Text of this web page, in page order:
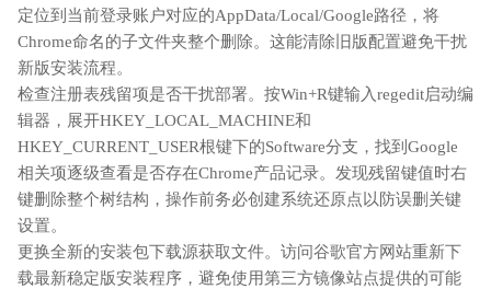
定位到当前登录账户对应的AppData/Local/Google路径，将
Chrome命名的子文件夹整个删除。这能清除旧版配置避免干扰
新版安装流程。
检查注册表残留项是否干扰部署。按Win+R键输入regedit启动编
辑器，展开HKEY_LOCAL_MACHINE和
HKEY_CURRENT_USER根键下的Software分支，找到Google
相关项逐级查看是否存在Chrome产品记录。发现残留键值时右
键删除整个树结构，操作前务必创建系统还原点以防误删关键
设置。
更换全新的安装包下载源获取文件。访问谷歌官方网站重新下
载最新稳定版安装程序，避免使用第三方镜像站点提供的可能